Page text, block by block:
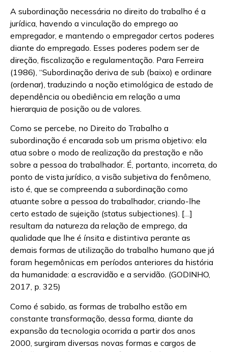
A subordinação necessária no direito do trabalho é a
jurídica, havendo a vinculação do emprego ao
empregador, e mantendo o empregador certos poderes
diante do empregado. Esses poderes podem ser de
direção, fiscalização e regulamentação. Para Ferreira
(1986), “Subordinação deriva de sub (baixo) e ordinare
(ordenar), traduzindo a noção etimológica de estado de
dependência ou obediência em relação a uma
hierarquia de posição ou de valores.
Como se percebe, no Direito do Trabalho a
subordinação é encarada sob um prisma objetivo: ela
atua sobre o modo de realização da prestação e não
sobre a pessoa do trabalhador. É, portanto, incorreta, do
ponto de vista jurídico, a visão subjetiva do fenômeno,
isto é, que se compreenda a subordinação como
atuante sobre a pessoa do trabalhador, criando-lhe
certo estado de sujeição (status subjectiones). […]
resultam da natureza da relação de emprego, da
qualidade que lhe é ínsita e distintiva perante as
demais formas de utilização do trabalho humano que já
foram hegemônicas em períodos anteriores da história
da humanidade: a escravidão e a servidão. (GODINHO,
2017, p. 325)
Como é sabido, as formas de trabalho estão em
constante transformação, dessa forma, diante da
expansão da tecnologia ocorrida a partir dos anos
2000, surgiram diversas novas formas e cargos de